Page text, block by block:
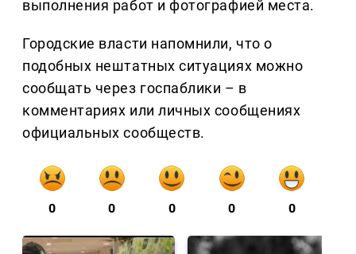
выполнения работ и фотографией места.
Городские власти напомнили, что о
подобных нештатных ситуациях можно
сообщать через госпаблики – в
комментариях или личных сообщениях
официальных сообществ.
0 0 0 0 0